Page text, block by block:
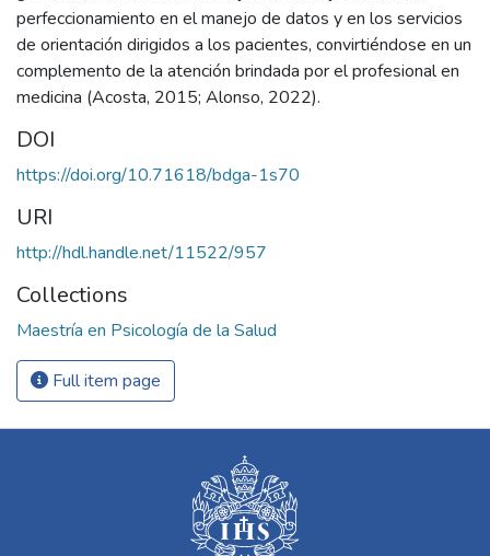
perfeccionamiento en el manejo de datos y en los servicios
de orientación dirigidos a los pacientes, convirtiéndose en un
complemento de la atención brindada por el profesional en
medicina (Acosta, 2015; Alonso, 2022).
DOI
https://doi.org/10.71618/bdga-1s70
URI
http://hdl.handle.net/11522/957
Collections
Maestría en Psicología de la Salud
Full item page